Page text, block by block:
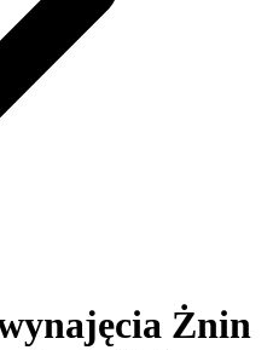
Żnin